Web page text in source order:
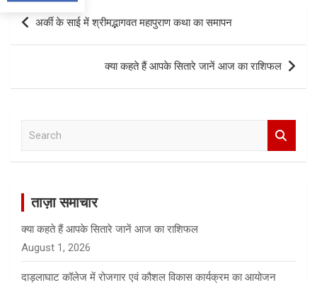
Post
navigation
अर्की के साई में श्रीमद्भागवत महापुराण कथा का समापन
क्या कहते हैं आपके सितारे जानें आज का राशिफल
ताज़ा समाचार
क्या कहते हैं आपके सितारे जानें आज का राशिफल
August 1, 2026
दाड़लाघाट कॉलेज में रोजगार एवं कौशल विकास कार्यक्रम का आयोजन